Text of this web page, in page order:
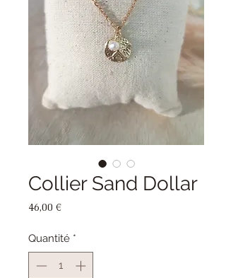
Collier Sand Dollar
46,00 €Prix
Quantité *